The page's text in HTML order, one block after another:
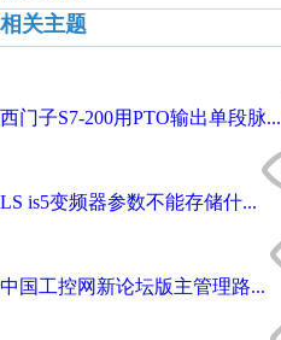
相关主题
西门子S7-200用PTO输出单段脉...
LS is5变频器参数不能存储什...
中国工控网新论坛版主管理路...